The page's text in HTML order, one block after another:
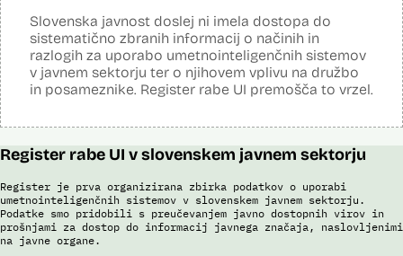
Slovenska javnost doslej ni imela dostopa do
sistematično zbranih informacij o načinih in
razlogih za uporabo umetnointeligenčnih sistemov
v javnem sektorju ter o njihovem vplivu na družbo
in posameznike. Register rabe UI premošča to vrzel.
Register rabe UI v slovenskem javnem sektorju
Register je prva organizirana zbirka podatkov o uporabi
umetnointeligenčnih sistemov v slovenskem javnem sektorju.
Podatke smo pridobili s preučevanjem javno dostopnih virov in
prošnjami za dostop do informacij javnega značaja, naslovljenimi
na javne organe.